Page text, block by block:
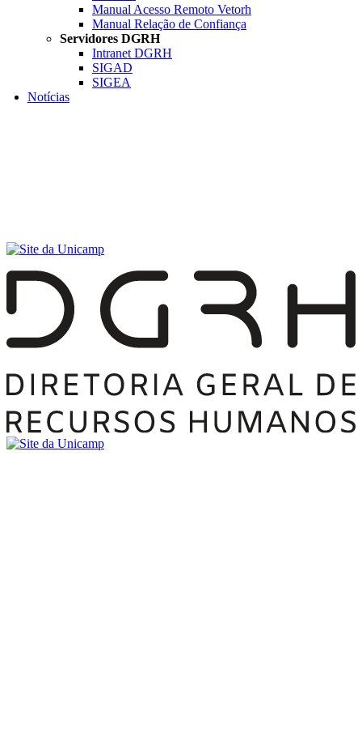
Manual Acesso Remoto Vetorh
Manual Relação de Confiança
Servidores DGRH
Intranet DGRH
SIGAD
SIGEA
Notícias